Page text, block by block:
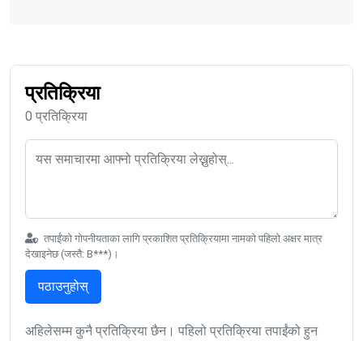
प्रतिक्रिया
0 प्रतिक्रिया
तपाईंको गोपनीयताका लागि प्रकाशित प्रतिक्रियामा नामको पहिलो अक्षर मात्र
देखाइनेछ (जस्तै: B***)।
पठाउनुहोस्
अहिलेसम्म कुनै प्रतिक्रिया छैन। पहिलो प्रतिक्रिया तपाईंको हुन